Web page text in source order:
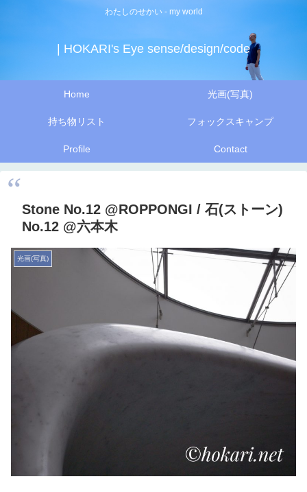
わたしのせかい - my world
| HOKARI's Eye sense/design/code
Home 光画(写真)
持ち物リスト フォックスキャンプ
Profile Contact
Stone No.12 @ROPPONGI / 石(ストーン)
No.12 @六本木
光画(写真)